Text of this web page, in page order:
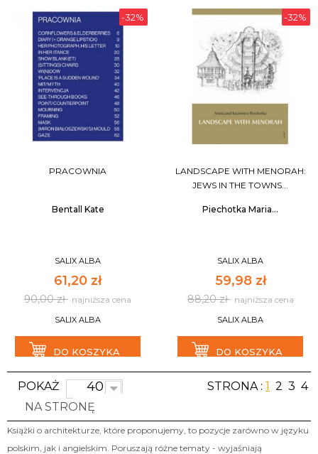
DO KOSZYKA
-32%
PRACOWNIA
Bentall Kate
SALIX ALBA
61,20 zł
90,00 zł najniższa cena
SALIX ALBA
DO KOSZYKA
-32%
LANDSCAPE WITH MENORAH:
JEWS IN THE TOWNS...
Piechotka Maria...
SALIX ALBA
59,98 zł
88,20 zł najniższa cena
SALIX ALBA
DO KOSZYKA
POKAŻ 40
NA STRONĘ
STRONA : 1 2 3 4
Książki o architekturze, które proponujemy, to pozycje zarówno w języku
polskim, jak i angielskim. Poruszają różne tematy - wyjaśniają